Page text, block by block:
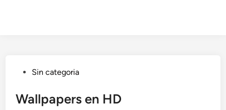
Publicado
Sin categoria
Wallpapers en HD